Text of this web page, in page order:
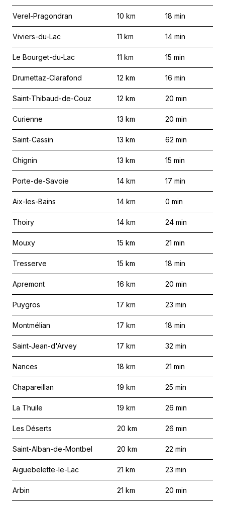
Verel-Pragondran 10 km 18 min
Viviers-du-Lac 11 km 14 min
Le Bourget-du-Lac 11 km 15 min
Drumettaz-Clarafond 12 km 16 min
Saint-Thibaud-de-Couz 12 km 20 min
Curienne 13 km 20 min
Saint-Cassin 13 km 62 min
Chignin 13 km 15 min
Porte-de-Savoie 14 km 17 min
Aix-les-Bains 14 km 0 min
Thoiry 14 km 24 min
Mouxy 15 km 21 min
Tresserve 15 km 18 min
Apremont 16 km 20 min
Puygros 17 km 23 min
Montmélian 17 km 18 min
Saint-Jean-d'Arvey 17 km 32 min
Nances 18 km 21 min
Chapareillan 19 km 25 min
La Thuile 19 km 26 min
Les Déserts 20 km 26 min
Saint-Alban-de-Montbel 20 km 22 min
Aiguebelette-le-Lac 21 km 23 min
Arbin 21 km 20 min